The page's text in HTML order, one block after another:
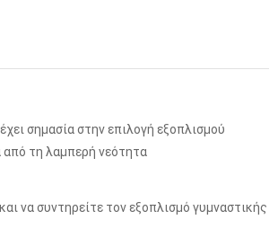
σημασία στην επιλογή εξοπλισμού
από τη λαμπερή νεότητα
να συντηρείτε τον εξοπλισμό γυμναστικής